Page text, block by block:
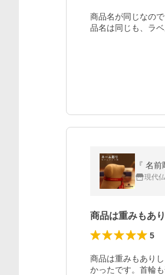
商品名が同じなの
品名は同じも、ラ
現代
商品は重みもあ
5
商品は重みもあり
かったです。首輪